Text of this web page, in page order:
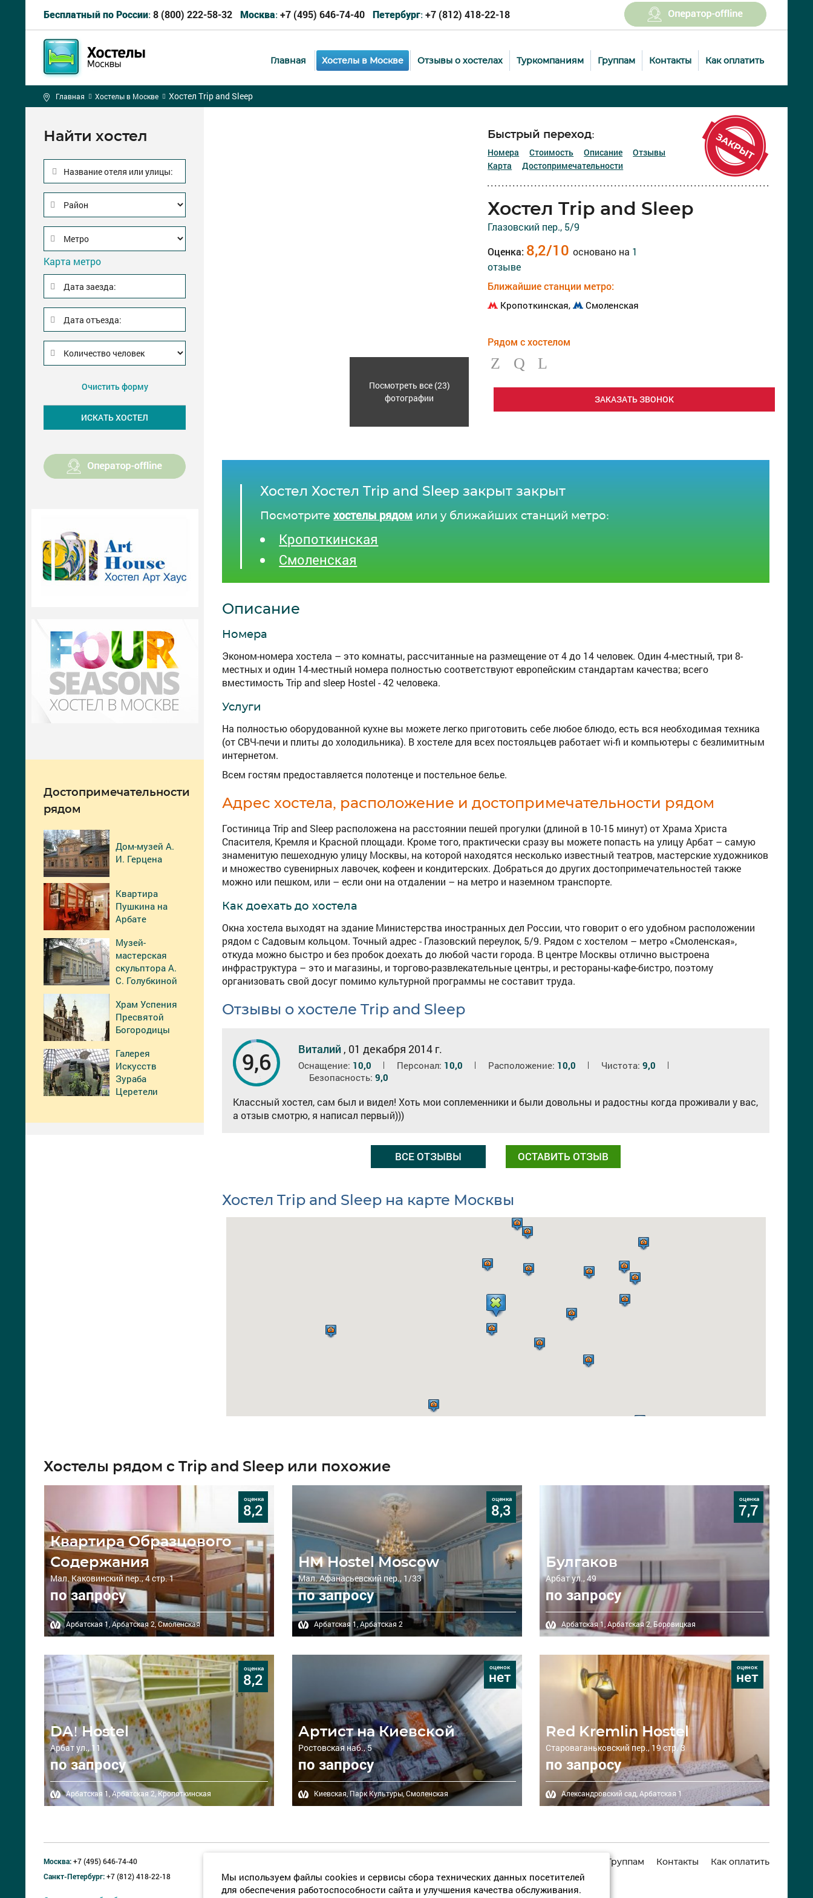
Бесплатный по России: 8 (800) 222-58-32 Москва: +7 (495) 646-74-40 Петербург: +7 (812) 418-22-18
Главная Хостелы в Москве Отзывы о хостелах Туркомпаниям Группам Контакты Как оплатить
Главная Хостелы в Москве Хостел Trip and Sleep
Найти хостел
Название отеля или улицы:
Карта метро
Дата заезда:
Дата отъезда:
Очистить форму
Достопримечательности
рядом
Дом-музей А.
И. Герцена
Квартира
Пушкина на
Арбате
Музей-
мастерская
скульптора А.
С. Голубкиной
Храм Успения
Пресвятой
Богородицы
Галерея
Искусств
Зураба
Церетели
Посмотреть все (23)
фотографии
Быстрый переход:
Номера Стоимость Описание
Отзывы
Карта
Достопримечательности
Хостел Trip and Sleep
Глазовский пер., 5/9
Оценка: 8,2/10 основано на 1
отзыве
Ближайшие станции метро:
Кропоткинская, Смоленская
Рядом с хостелом
ЗАКАЗАТЬ ЗВОНОК
Хостел Хостел Trip and Sleep закрыт закрыт
Посмотритехостелы рядом или у ближайших станций метро:
Кропоткинская
Смоленская
Описание
Номера
Эконом-номера хостела – это комнаты, рассчитанные на размещение от 4 до 14 человек. Один 4-местный, три 8-
местных и один 14-местный номера полностью соответствуют европейским стандартам качества; всего
вместимость Trip and sleep Hostel - 42 человека.
Услуги
На полностью оборудованной кухне вы можете легко приготовить себе любое блюдо, есть вся необходимая техника
(от СВЧ-печи и плиты до холодильника). В хостеле для всех постояльцев работает wi-fi и компьютеры с безлимитным
интернетом.
Всем гостям предоставляется полотенце и постельное белье.
Адрес хостела, расположение и достопримечательности рядом
Гостиница Trip and Sleep расположена на расстоянии пешей прогулки (длиной в 10-15 минут) от Храма Христа
Спасителя, Кремля и Красной площади. Кроме того, практически сразу вы можете попасть на улицу Арбат – самую
знаменитую пешеходную улицу Москвы, на которой находятся несколько известный театров, мастерские художников
и множество сувенирных лавочек, кофеен и кондитерских. Добраться до других достопримечательностей также
можно или пешком, или – если они на отдалении – на метро и наземном транспорте.
Как доехать до хостела
Окна хостела выходят на здание Министерства иностранных дел России, что говорит о его удобном расположении
рядом с Садовым кольцом. Точный адрес - Глазовский переулок, 5/9. Рядом с хостелом – метро «Смоленская»,
откуда можно быстро и без пробок доехать до любой части города. В центре Москвы отлично выстроена
инфраструктура – это и магазины, и торгово-развлекательные центры, и рестораны-кафе-бистро, поэтому
организовать свой досуг помимо культурной программы не составит труда.
Отзывы о хостеле Trip and Sleep
9,6 Виталий , 01 декабря 2014 г.
Оснащение: 10,0 Персонал: 10,0 Расположение: 10,0 Чистота:9,0
Безопасность:9,0
Классный хостел, сам был и видел! Хоть мои соплеменники и были довольны и радостны когда проживали у вас,
а отзыв смотрю, я написал первый)))
ВСЕ ОТЗЫВЫ ОСТАВИТЬ ОТЗЫВ
Хостел Trip and Sleep на карте Москвы
Хостелы рядом с Trip and Sleep или похожие
оценка
8,2
Квартира Образцового
Содержания
Мал. Каковинский пер., 4 стр. 1
по запросу
Арбатская 1, Арбатская 2,Смоленская
оценка
8,3
HM Hostel Moscow
Мал. Афанасьевский пер., 1/33
по запросу
Арбатская 1,Арбатская 2
оценка
7,7
Булгаков
Арбат ул., 49
по запросу
Арбатская 1, Арбатская 2, Боровицкая
оценка
8,2
DA! Hostel
Арбат ул., 11
по запросу
Арбатская 1, Арбатская 2,Кропоткинская
оценок
нет
Артист на Киевской
Ростовская наб., 5
по запросу
Киевская, Парк Культуры, Смоленская
оценок
нет
Red Kremlin Hostel
Староваганьковский пер., 19 стр. 3
по запросу
Александровский сад, Арбатская 1
Москва:+7 (495) 646-74-40
Санкт-Петербург:+7 (812) 418-22-18
Мы используем файлы cookies и сервисы сбора технических данных посетителей
для обеспечения работоспособности сайта и улучшения качества обслуживания.
Группам Контакты Как оплатить